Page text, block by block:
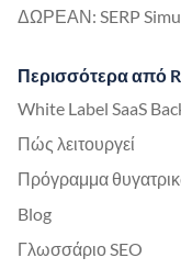
ΔΩΡΕΑΝ: SERP
Περισσότερα από
White Label SaaS
Πώς λειτουργεί
Πρόγραμμα
Blog
Γλωσσάριο SEO